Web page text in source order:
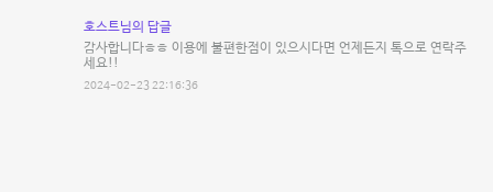
호스트님의 답글
감사합니다ㅎㅎ 이용에 불편한점이 있으시다면 언제든지 톡으로 연락주
세요!!
2024-02-23 22:16:36